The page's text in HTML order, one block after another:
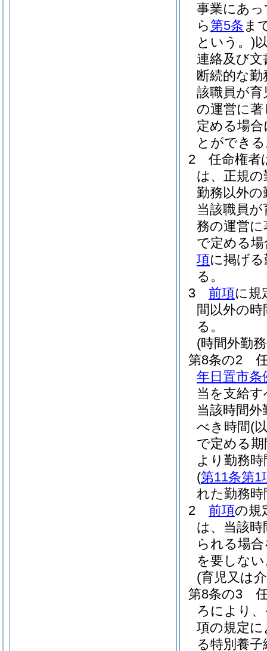
事業にあ
ら第5条 ま
という。)
連絡及び
断続的な
該職員が
の運営に
定める場
とができ
2
任命権者
は、正規
勤務以外
当該職員
務の運営
で定める
項に掲げ
る。
3
前項に規
間以外の
る。
(時間外勤
第8条の2
年日置市条
当を支給
当該時間
べき時間(
で定める
より勤務
(第11条第1
れた勤務
2
前項の規
は、当該
られる場
を要しな
(育児又は
第8条の3
ろにより
項の規定
る特別養